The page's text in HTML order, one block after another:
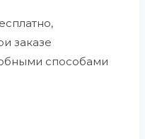
заказе
способами